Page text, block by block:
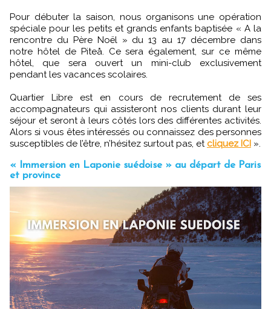
Pour débuter la saison, nous organisons une opération
spéciale pour les petits et grands enfants baptisée « A la
rencontre du Père Noël » du 13 au 17 décembre dans
notre hôtel de Piteå. Ce sera également, sur ce même
hôtel, que sera ouvert un mini-club exclusivement
pendant les vacances scolaires.
Quartier Libre est en cours de recrutement de ses
accompagnateurs qui assisteront nos clients durant leur
séjour et seront à leurs côtés lors des différentes activités.
Alors si vous êtes intéressés ou connaissez des personnes
susceptibles de l’être, n’hésitez surtout pas, et cliquez ICI ».
« Immersion en Laponie suédoise » au départ de Paris
et province